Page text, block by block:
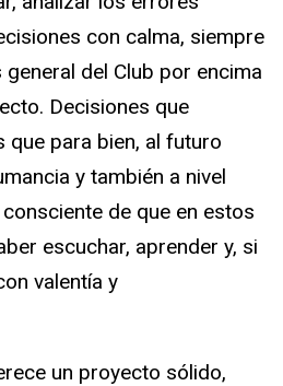
con calma, siempre
del Club por encima
Decisiones que
que para bien, al futuro
y también a nivel
de que en estos
escuchar, aprender y, si
valentía y
un proyecto sólido,